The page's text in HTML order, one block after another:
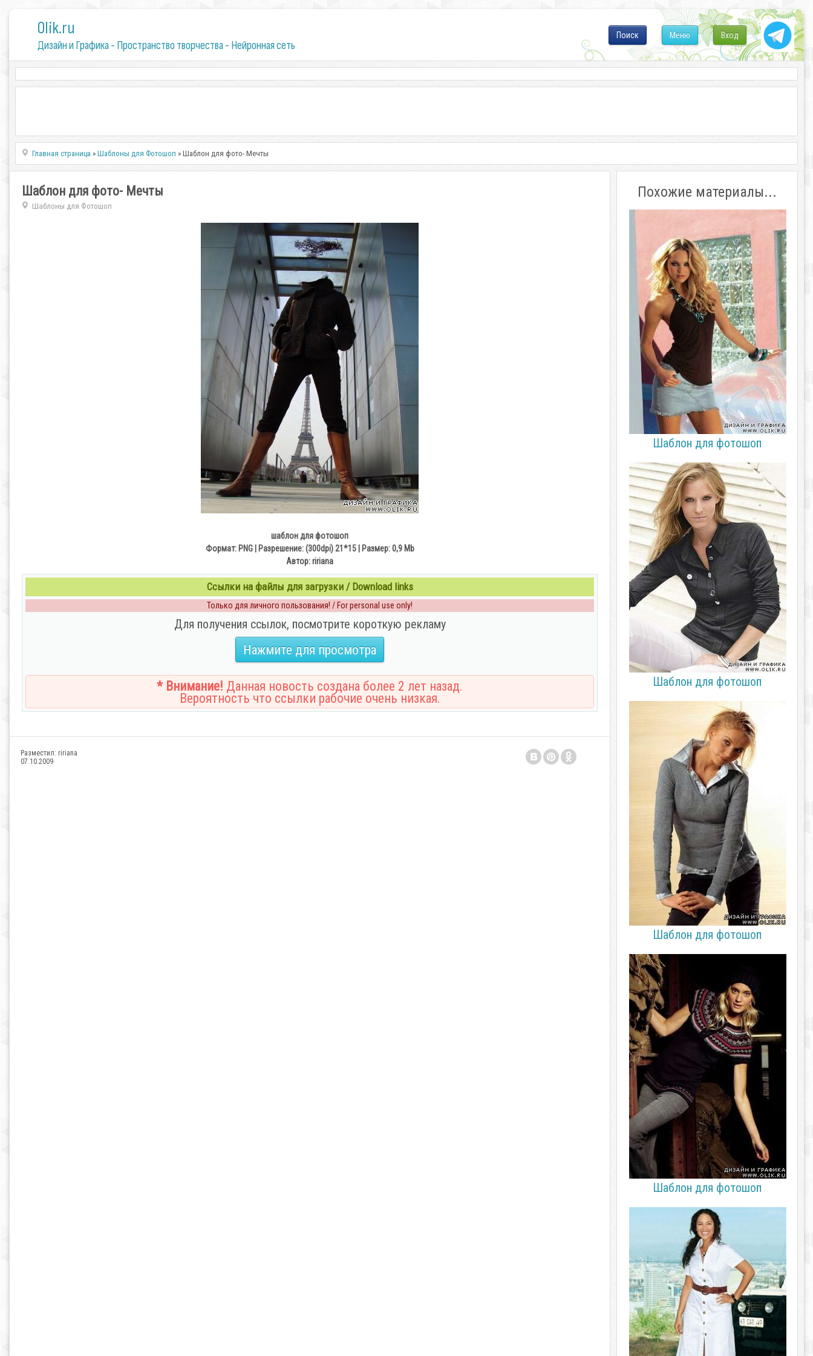
0lik.ru
Дизайн и Графика - Пространство творчества - Нейронная сеть
Вход
Меню
Поиск
Главная страница »Шаблоны для Фотошоп » Шаблон для фото- Мечты
Шаблон для фото- Мечты
Шаблоны для Фотошоп
шаблон для фотошоп
Формат: PNG | Разрешение: (300dpi) 21*15 | Размер: 0,9 Мb
Автор: ririana
Ссылки на файлы для загрузки / Download links
Только для личного пользования! / For personal use only!
Для получения ссылок, посмотрите короткую рекламу
Нажмите для просмотра
* Внимание! Данная новость создана более 2 лет назад.
Вероятность что ссылки рабочие очень низкая.
Разместил: ririana
07.10.2009
Похожие материалы...
Шаблон для фотошоп
Шаблон для фотошоп
Шаблон для фотошоп
Шаблон для фотошоп